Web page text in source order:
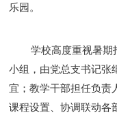
乐园。
学校高度重视暑期
小组，由党总支书记张
宜；教学干部担任负责
课程设置、协调联动各